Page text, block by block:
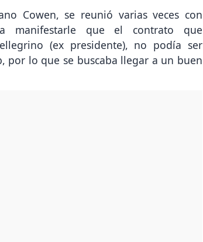
Cowen, se reunió varias veces con
manifestarle que el contrato que
(ex presidente), no podía ser
por lo que se buscaba llegar a un buen